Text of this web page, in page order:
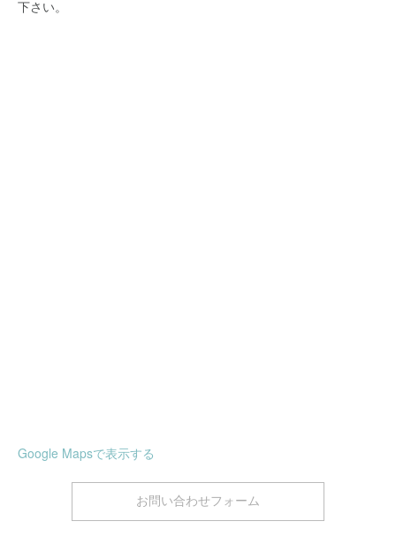
下さい。
Google Mapsで表示する
お問い合わせフォーム